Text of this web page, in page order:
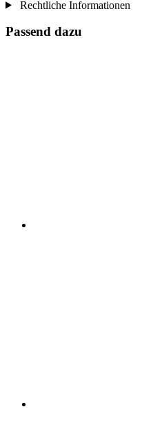
Rechtliche Informationen
Passend dazu